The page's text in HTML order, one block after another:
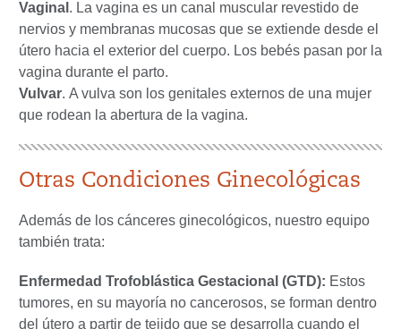
Vaginal . La vagina es un canal muscular revestido de
nervios y membranas mucosas que se extiende desde el
útero hacia el exterior del cuerpo. Los bebés pasan por la
vagina durante el parto.
Vulvar. A vulva son los genitales externos de una mujer
que rodean la abertura de la vagina.
Otras Condiciones Ginecológicas
Además de los cánceres ginecológicos, nuestro equipo
también trata:
Enfermedad Trofoblástica Gestacional (GTD): Estos
tumores, en su mayoría no cancerosos, se forman dentro
del útero a partir de tejido que se desarrolla cuando el